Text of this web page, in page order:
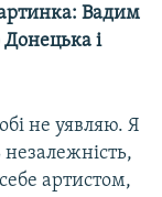
Вадим
і
не уявляю. Я
артистом,